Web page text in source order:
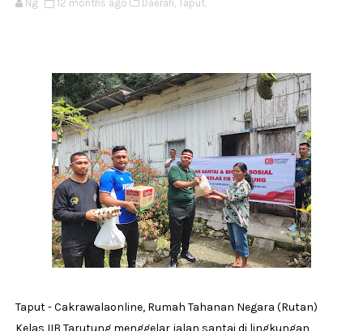
Ng 12 months ago Daerah, Taput,
Taput - Cakrawalaonline, Rumah Tahanan Negara (Rutan)
Kelas IIB Tarutung menggelar jalan santai di lingkungan